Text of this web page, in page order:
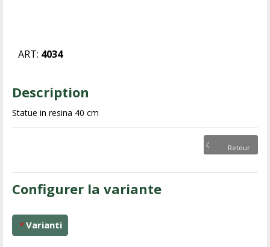
ART: 4034
Description
Statue in resina 40 cm
Retour
Configurer la variante
* Varianti